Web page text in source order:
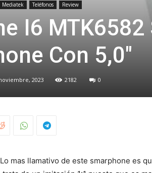
Mediatek Teléfonos Review
I6
Con 5,0″
2023 2182 0
mas llamativo de este smarphone es